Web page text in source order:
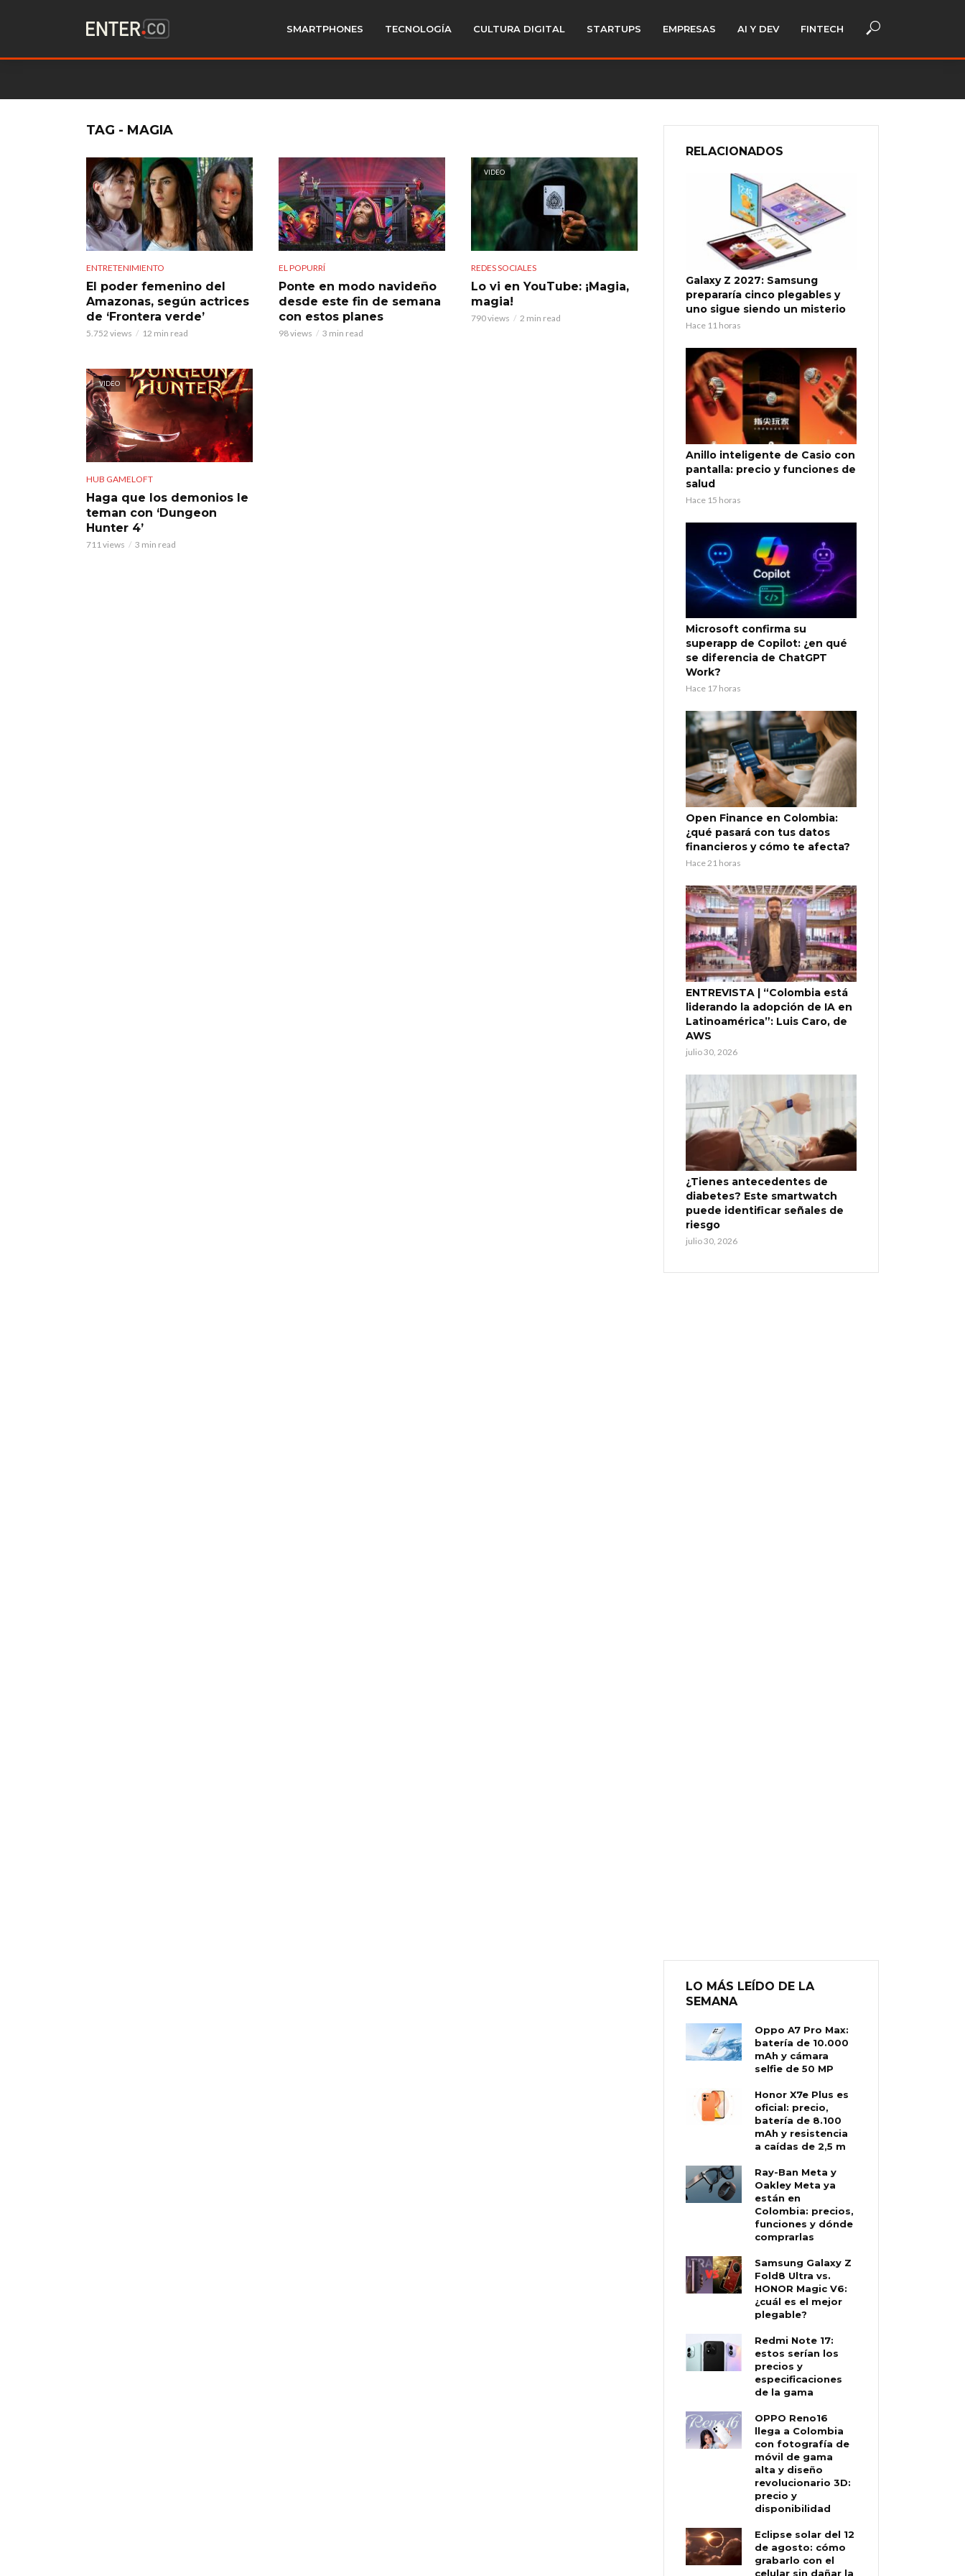
SMARTPHONES TECNOLOGÍA CULTURA DIGITAL STARTUPS EMPRESAS AI Y DEV FINTECH
TAG - MAGIA
ENTRETENIMIENTO
El poder femenino del
Amazonas, según actrices
de ‘Frontera verde’
5.752 views 12 min read
EL POPURRÍ
Ponte en modo navideño
desde este fin de semana
con estos planes
98 views 3 min read
VIDEO
REDES SOCIALES
Lo vi en YouTube: ¡Magia,
magia!
790 views 2 min read
VIDEO
HUB GAMELOFT
Haga que los demonios le
teman con ‘Dungeon
Hunter 4’
711 views 3 min read
RELACIONADOS
Galaxy Z 2027: Samsung
prepararía cinco plegables y
uno sigue siendo un misterio
Hace 11 horas
Anillo inteligente de Casio con
pantalla: precio y funciones de
salud
Hace 15 horas
Microsoft confirma su
superapp de Copilot: ¿en qué
se diferencia de ChatGPT
Work?
Hace 17 horas
Open Finance en Colombia:
¿qué pasará con tus datos
financieros y cómo te afecta?
Hace 21 horas
ENTREVISTA | “Colombia está
liderando la adopción de IA en
Latinoamérica”: Luis Caro, de
AWS
julio 30, 2026
¿Tienes antecedentes de
diabetes? Este smartwatch
puede identificar señales de
riesgo
julio 30, 2026
LO MÁS LEÍDO DE LA
SEMANA
Oppo A7 Pro Max:
batería de 10.000
mAh y cámara
selfie de 50 MP
Honor X7e Plus es
oficial: precio,
batería de 8.100
mAh y resistencia
a caídas de 2,5 m
Ray-Ban Meta y
Oakley Meta ya
están en
Colombia: precios,
funciones y dónde
comprarlas
Samsung Galaxy Z
Fold8 Ultra vs.
HONOR Magic V6:
¿cuál es el mejor
plegable?
Redmi Note 17:
estos serían los
precios y
especificaciones
de la gama
OPPO Reno16
llega a Colombia
con fotografía de
móvil de gama
alta y diseño
revolucionario 3D:
precio y
disponibilidad
Eclipse solar del 12
de agosto: cómo
grabarlo con el
celular sin dañar la